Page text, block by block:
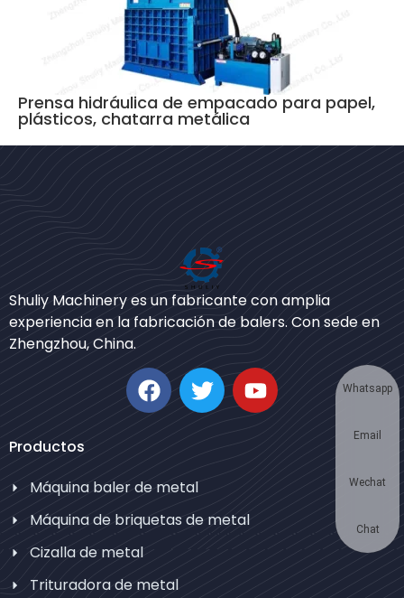
Prensa hidráulica de empacado para papel,
plásticos, chatarra metálica
Shuliy Machinery es un fabricante con amplia
experiencia en la fabricación de balers. Con sede en
Zhengzhou, China.
Productos
Máquina baler de metal
Máquina de briquetas de metal
Cizalla de metal
Trituradora de metal
Swahili
German
Japanese
Whatsapp
Email
Wechat
Chat